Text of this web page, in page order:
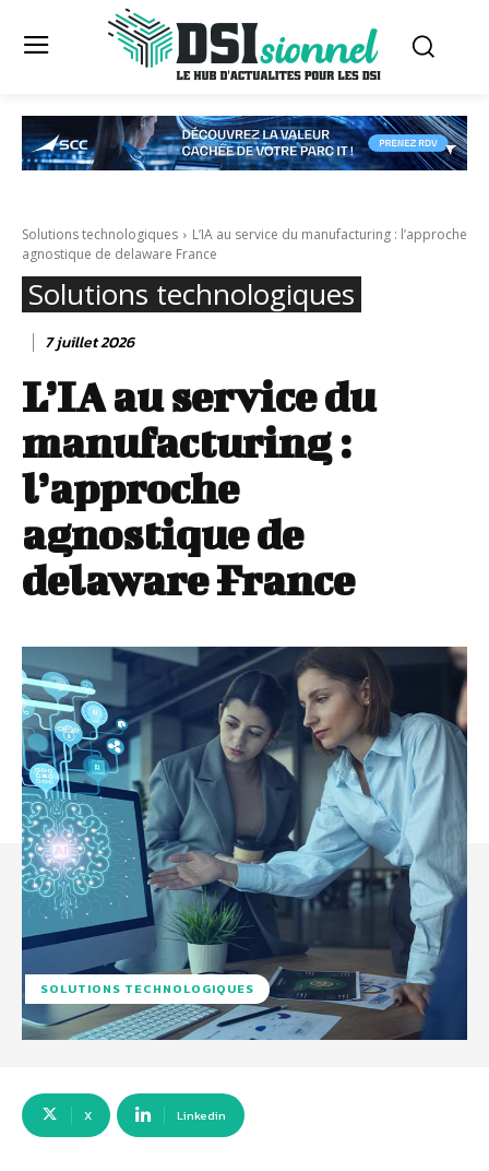
Solutions technologiques
L’IA au service du manufacturing : l’approche
agnostique de delaware France
Solutions technologiques
7 juillet 2026
L’IA au service du
manufacturing :
l’approche
agnostique de
delaware France
SOLUTIONS TECHNOLOGIQUES
X Linkedin